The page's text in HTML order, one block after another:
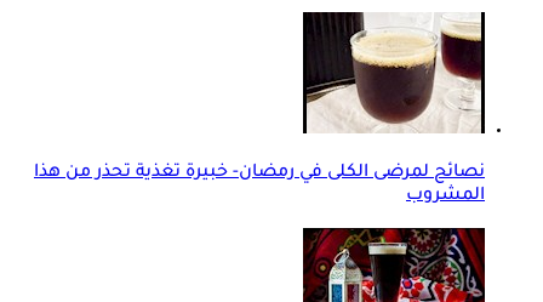
نصائح لمرضى الكلى في رمضان- خبيرة تغذية تحذر من هذا
المشروب